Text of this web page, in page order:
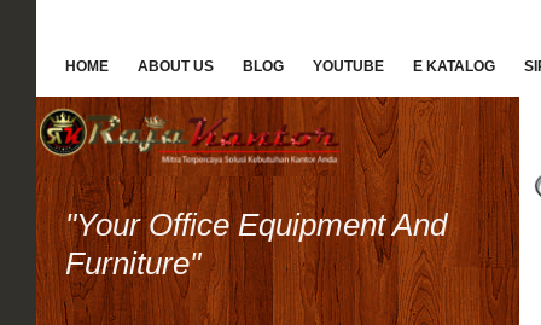
HOME ABOUT US BLOG YOUTUBE E KATALOG
"Your Office Equipment And
Furniture"